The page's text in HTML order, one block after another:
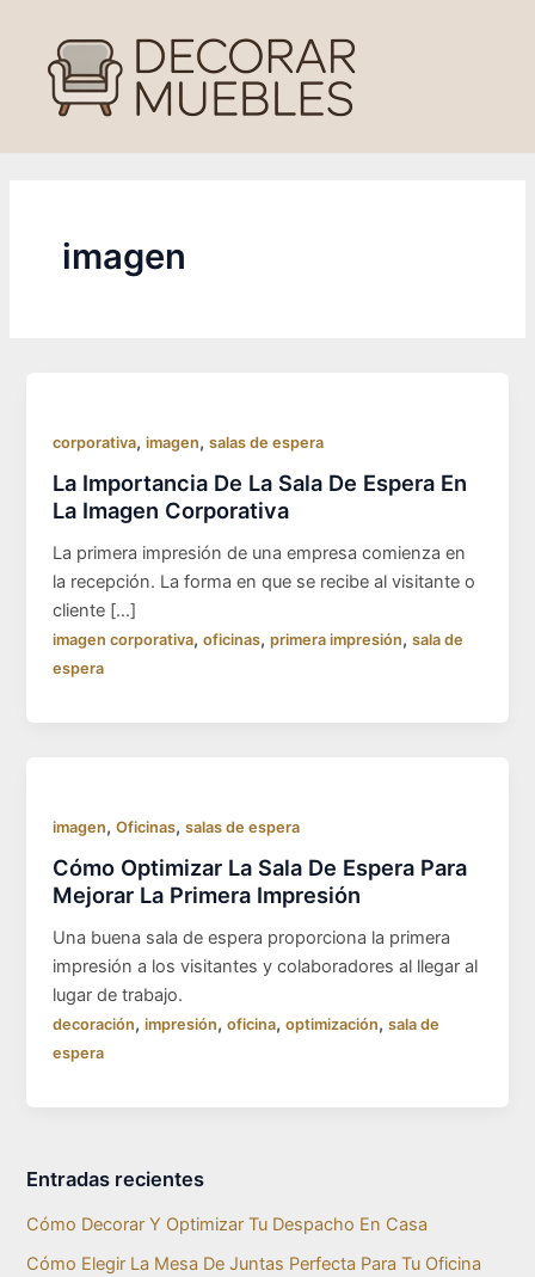
contenido
imagen
corporativa,imagen,salas de espera
La Importancia De La Sala De Espera En
La Imagen Corporativa
La primera impresión de una empresa comienza en
la recepción. La forma en que se recibe al visitante o
cliente […]
imagen corporativa,oficinas,primera impresión,sala de
espera
imagen,Oficinas,salas de espera
Cómo Optimizar La Sala De Espera Para
Mejorar La Primera Impresión
Una buena sala de espera proporciona la primera
impresión a los visitantes y colaboradores al llegar al
lugar de trabajo.
decoración,impresión,oficina,optimización,sala de
espera
Entradas recientes
Cómo Decorar Y Optimizar Tu Despacho En Casa
Cómo Elegir La Mesa De Juntas Perfecta Para Tu Oficina